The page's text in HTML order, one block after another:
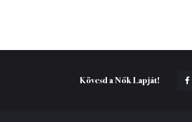
Kövesd a Nők Lapját!